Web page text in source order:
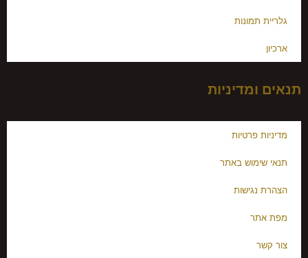
גלריית תמונות
ארכיון
תנאים ומדיניות
מדיניות פרטיות
תנאי שימוש באתר
הצהרת נגישות
מפת אתר
צור קשר